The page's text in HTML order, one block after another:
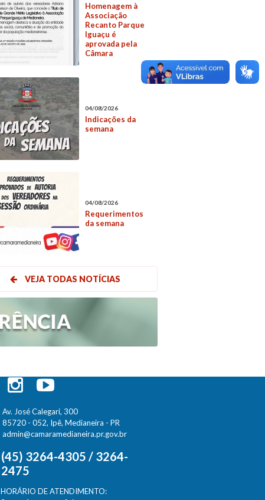
Homenagem à
Associação
Recanto Parque
Iguaçu é
aprovada pela
Câmara
04/08/2026
Indicações da
semana
04/08/2026
Requerimentos
da semana
VEJA TODAS NOTÍCIAS
Av. José Calegari, 300
85720 - 052, Ipê, Medianeira - PR
admin@camaramedianeira.pr.gov.br
(45) 3264-4305 / 3264-
2475
HORÁRIO DE ATENDIMENTO: